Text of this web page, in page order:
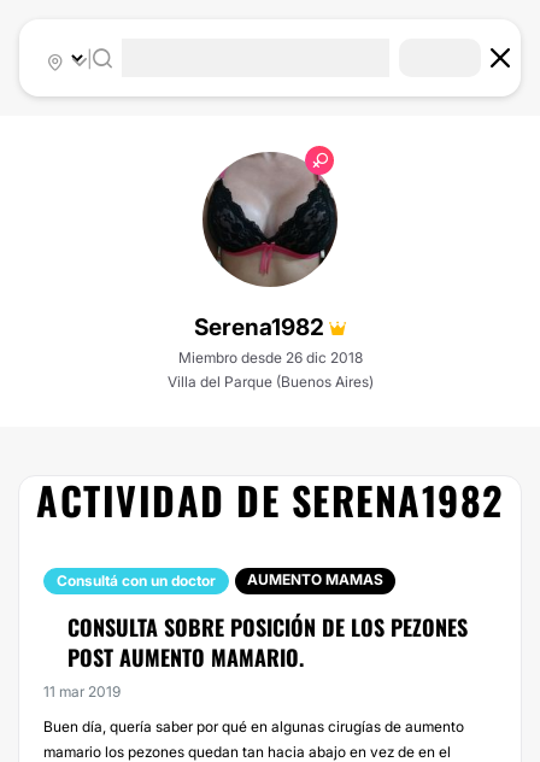
|
Serena1982
Miembro desde 26 dic 2018
Villa del Parque (Buenos Aires)
ACTIVIDAD DE SERENA1982
Consultá con un doctor AUMENTO MAMAS
CONSULTA SOBRE POSICIÓN DE LOS PEZONES
POST AUMENTO MAMARIO.
11 mar 2019
Buen día, quería saber por qué en algunas cirugías de aumento
mamario los pezones quedan tan hacia abajo en vez de en el